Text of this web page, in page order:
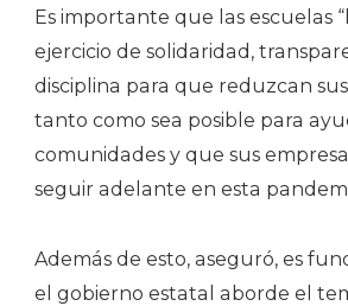
Es importante que las escuelas
ejercicio de solidaridad,
disciplina para que reduzcan
tanto como sea posible para
comunidades y que sus
seguir adelante en esta
Además de esto, aseguró, es
el gobierno estatal aborde el